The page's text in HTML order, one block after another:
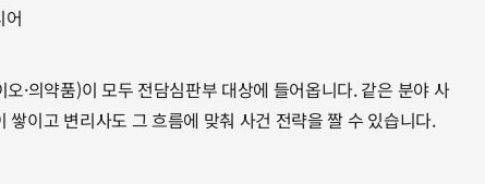
어
오·의약품)이 모두 전담심판부 대상에 들어옵니다. 같은 분야 사
이고 변리사도 그 흐름에 맞춰 사건 전략을 짤 수 있습니다.